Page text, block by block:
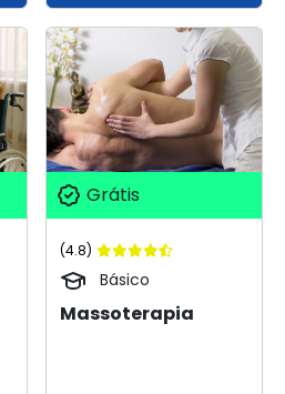
Grátis
(4.8)
Básico
Massoterapia